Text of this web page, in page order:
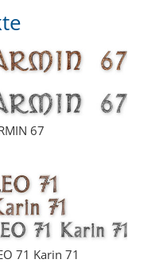
67
71 Karin 71